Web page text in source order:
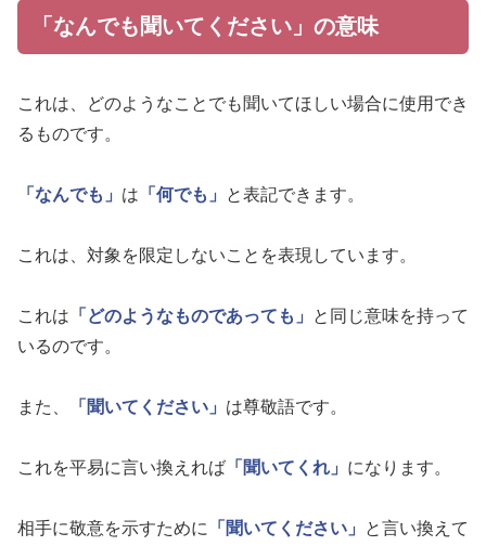
「なんでも聞いてください」の意味
これは、どのようなことでも聞いてほしい場合に使用でき
るものです。
「なんでも」 は 「何でも」 と表記できます。
これは、対象を限定しないことを表現しています。
これは 「どのようなものであっても」
と同じ意味を持って
いるのです。
また、 「聞いてください」 は尊敬語です。
これを平易に言い換えれば 「聞いてくれ」 になります。
相手に敬意を示すために 「聞いてください」 と言い換えて